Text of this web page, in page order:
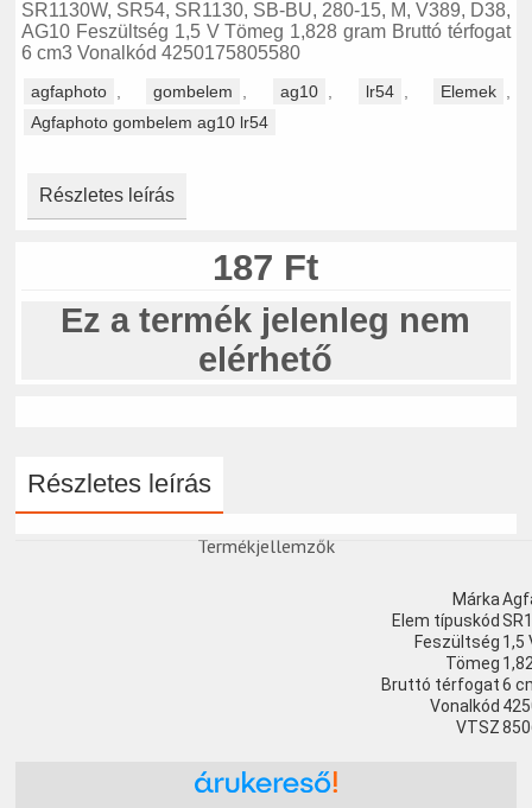
SR1130W, SR54, SR1130, SB-BU, 280-15, M, V389, D38,
AG10 Feszültség 1,5 V Tömeg 1,828 gram Bruttó térfogat
6 cm3 Vonalkód 4250175805580
agfaphoto gombelem ag10 lr54 Elemek
Agfaphoto gombelem ag10 lr54
Részletes leírás
187 Ft
Ez a termék jelenleg nem
elérhető
Részletes leírás
Termékjellemzők
Márka
Elem típuskód
Feszültség 1,5
Tömeg
Bruttó térfogat 6
Vonalkód
VTSZ